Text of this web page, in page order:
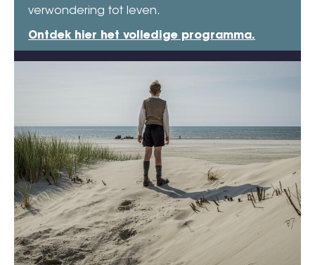
verwondering tot leven.
Ontdek hier het volledige programma.